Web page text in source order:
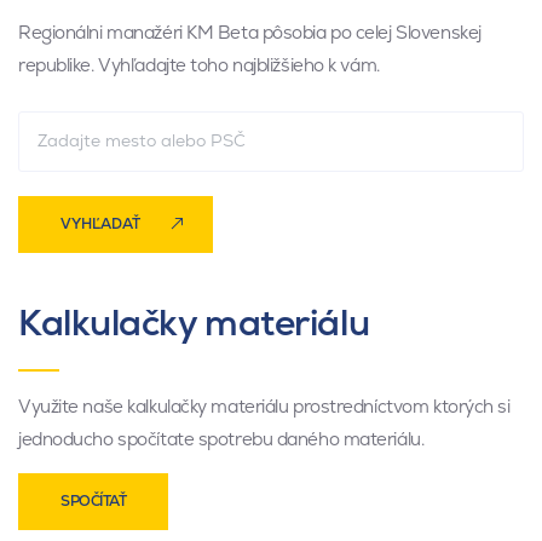
Regionálni manažéri KM Beta pôsobia po celej Slovenskej
republike. Vyhľadajte toho najbližšieho k vám.
VYHĽADAŤ
Kalkulačky materiálu
Využite naše kalkulačky materiálu prostredníctvom ktorých si
jednoducho spočítate spotrebu daného materiálu.
SPOČÍTAŤ